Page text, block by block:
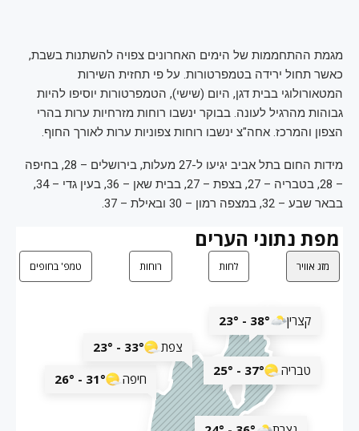
מגמת ההתחממות של הימים האחרונים צפויה להשתנות בשבת,
כאשר תחול ירידה בטמפרטורות. על פי תחזית השירות
המטאורולוגי בבית דגן, היום (שישי), הטמפרטורות יוסיפו להיות
גבוהות מהרגיל לעונה. בבוקר ינשבו רוחות מזרחיות ערות בהרי
הצפון והמרכז. אחה"צ ינשבו רוחות צפוניות ערות לאורך החוף.
מידות החום בתל אביב יגיעו ל-27 מעלות, בירושלים – 28, בחיפה
– 28, בטבריה – 27, בצפת – 27, בבית שאן – 36, בעין גדי – 34,
בבאר שבע – 32, במצפה רמון – 30 ובאילת – 37.